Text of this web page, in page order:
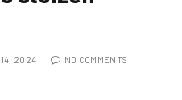
14, 2024 NO COMMENTS